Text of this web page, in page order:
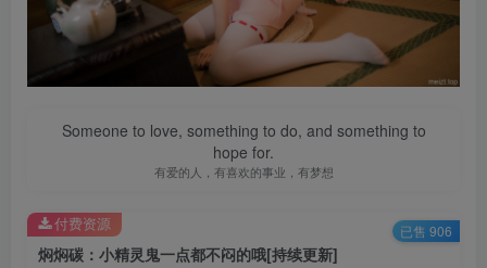
Someone to love, something to do, and something to
hope for.
有爱的人，有喜欢的事业，有梦想
焖焖碳：小精灵鬼一点都不闷的哦[持续更新]
付费资源 已售 906